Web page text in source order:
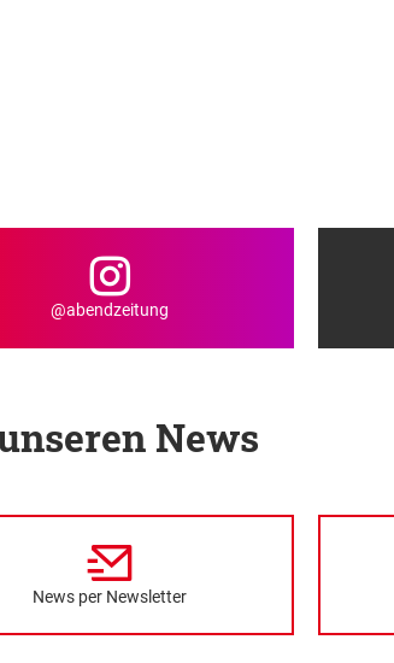
@abendzeitung
News
News per Newsletter